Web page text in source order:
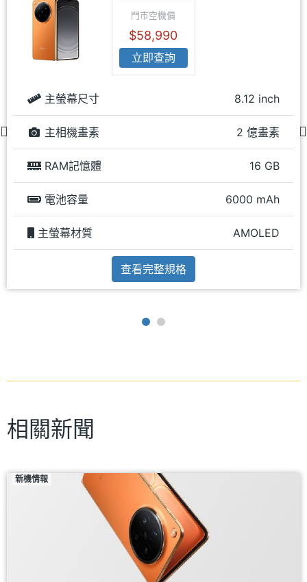
門市空機價
$58,990
立即查詢
主螢幕尺寸 8.12 inch
主相機畫素 2 億畫素
RAM記憶體 16 GB
電池容量 6000 mAh
主螢幕材質 AMOLED
查看完整規格
相關新聞
新機情報